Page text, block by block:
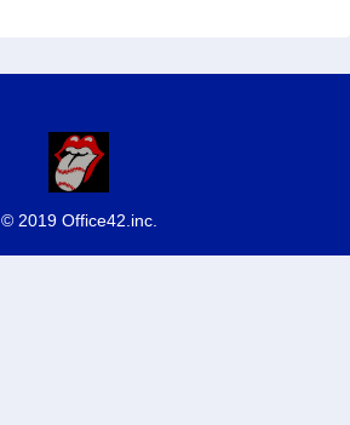
© 2019 Office42.inc.